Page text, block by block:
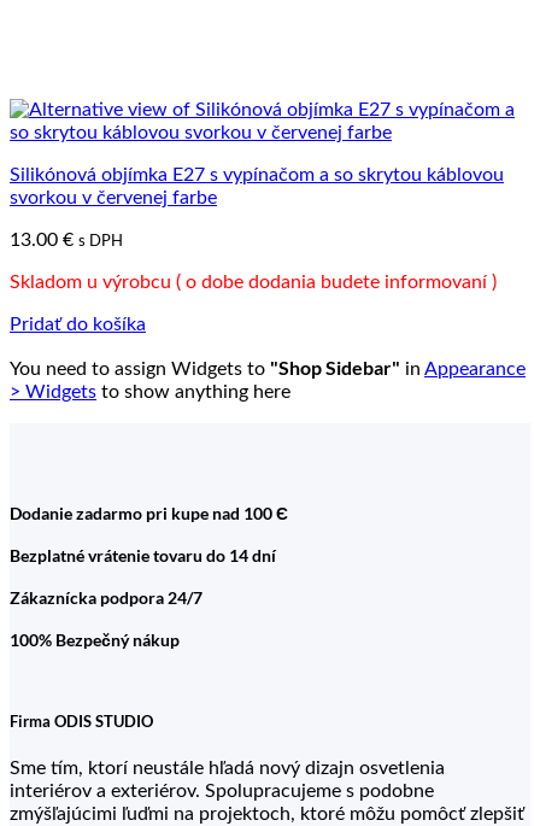
Silikónová objímka E27 s vypínačom a so skrytou káblovou
svorkou v červenej farbe
13.00 € s DPH
Skladom u výrobcu ( o dobe dodania budete informovaní )
Pridať do košíka
You need to assign Widgets to "Shop Sidebar" in Appearance
> Widgets to show anything here
Dodanie zadarmo pri kupe nad 100 Є
Bezplatné vrátenie tovaru do 14 dní
Zákaznícka podpora 24/7
100% Bezpečný nákup
Firma ODIS STUDIO
Sme tím, ktorí neustále hľadá nový dizajn osvetlenia
interiérov a exteriérov. Spolupracujeme s podobne
zmýšľajúcimi ľuďmi na projektoch, ktoré môžu pomôcť zlepšiť